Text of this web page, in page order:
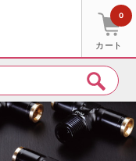
カート
0